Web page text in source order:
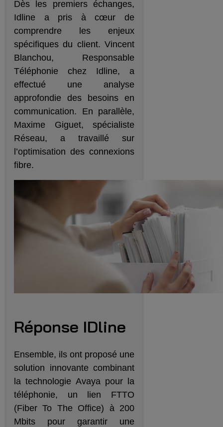
Dès les premiers échanges,
Idline a pris à cœur de
comprendre les enjeux
spécifiques du client. Vincent
Blanchou, Responsable
Téléphonie chez Idline, a
effectué une analyse
approfondie des besoins en
communication. En parallèle,
Maxime Giguet, spécialiste
Réseau, a travaillé sur
l’optimisation des connexions
fibre.
Réponse IDline
Ensemble, ils ont proposé une
solution innovante combinant
la technologie Avaya pour la
téléphonie, un lien FTTO
(Fiber To The Office) à 200
Mbits pour garantir une